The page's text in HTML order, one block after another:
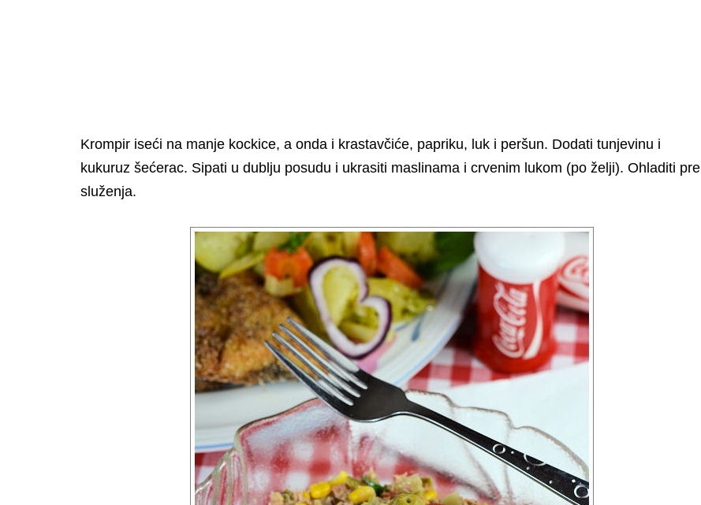
Krompir iseći na manje kockice, a onda i krastavčiće, papriku, luk i peršun. Dodati tunjevinu i
kukuruz šećerac. Sipati u dublju posudu i ukrasiti maslinama i crvenim lukom (po želji). Ohladiti pre
služenja.